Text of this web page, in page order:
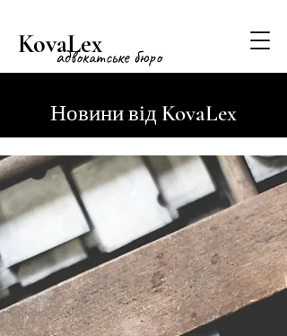
адвокатське бюро
KovaLex
Новини від KovaLex